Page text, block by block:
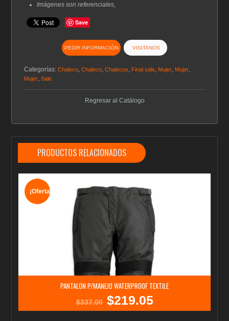
Imágenes son referenciales,
Save
PEDIR INFORMACIÓN VISITANOS
Categorías:Chaleco ,Chaleco ,Chalecos Final sale Mujer Mujer
Mujer ,Sale
Regresar al Catálogo
PRODUCTOS RELACIONADOS
¡Oferta!
PANTALON P/MANEJO WATERPROOF TEXTILE
$337.00
El
$219.05El